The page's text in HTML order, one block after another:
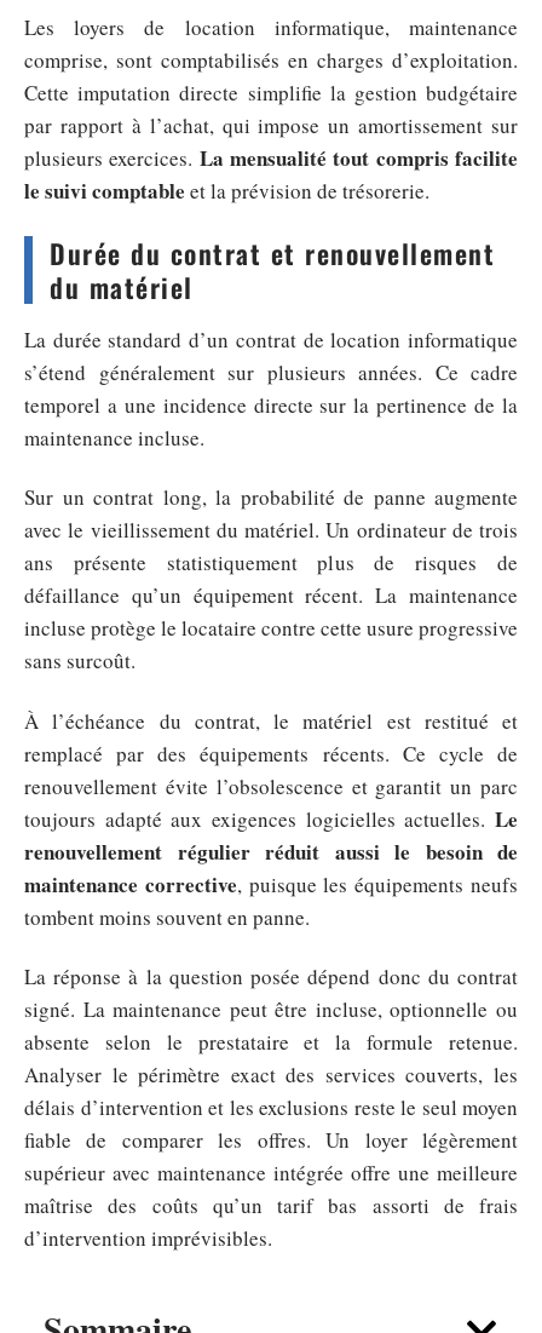
Les loyers de location informatique, maintenance
comprise, sont comptabilisés en charges d’exploitation.
Cette imputation directe simplifie la gestion budgétaire
par rapport à l’achat, qui impose un amortissement sur
plusieurs exercices. La mensualité tout compris facilite
le suivi comptable et la prévision de trésorerie.
Durée du contrat et renouvellement
du matériel
La durée standard d’un contrat de location informatique
s’étend généralement sur plusieurs années. Ce cadre
temporel a une incidence directe sur la pertinence de la
maintenance incluse.
Sur un contrat long, la probabilité de panne augmente
avec le vieillissement du matériel. Un ordinateur de trois
ans présente statistiquement plus de risques de
défaillance qu’un équipement récent. La maintenance
incluse protège le locataire contre cette usure progressive
sans surcoût.
À l’échéance du contrat, le matériel est restitué et
remplacé par des équipements récents. Ce cycle de
renouvellement évite l’obsolescence et garantit un parc
toujours adapté aux exigences logicielles actuelles. Le
renouvellement régulier réduit aussi le besoin de
maintenance corrective, puisque les équipements neufs
tombent moins souvent en panne.
La réponse à la question posée dépend donc du contrat
signé. La maintenance peut être incluse, optionnelle ou
absente selon le prestataire et la formule retenue.
Analyser le périmètre exact des services couverts, les
délais d’intervention et les exclusions reste le seul moyen
fiable de comparer les offres. Un loyer légèrement
supérieur avec maintenance intégrée offre une meilleure
maîtrise des coûts qu’un tarif bas assorti de frais
d’intervention imprévisibles.